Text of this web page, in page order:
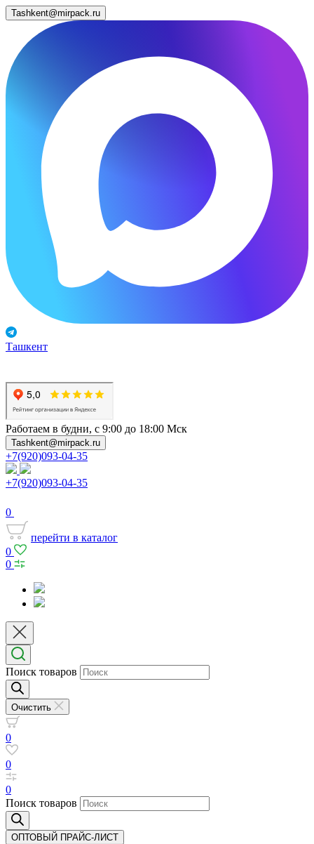
Tashkent@mirpack.ru
Ташкент
Работаем в будни, с 9:00 до 18:00 Мск
Tashkent@mirpack.ru
+7(920)093-04-35
+7(920)093-04-35
0
перейти в каталог
0
0
Поиск товаров
Очистить
0
0
0
Поиск товаров
ОПТОВЫЙ ПРАЙС-ЛИСТ